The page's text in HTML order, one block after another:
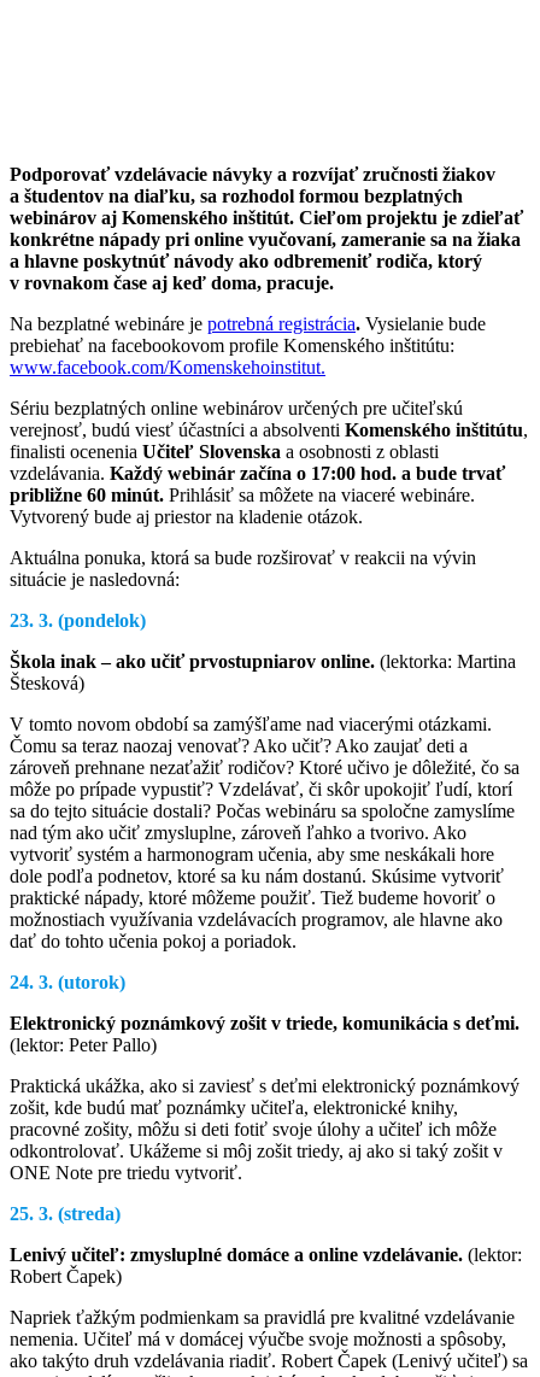
Podporovať vzdelávacie návyky a rozvíjať zručnosti žiakov
a študentov na diaľku, sa rozhodol formou bezplatných
webinárov aj Komenského inštitút. Cieľom projektu je zdieľať
konkrétne nápady pri online vyučovaní, zameranie sa na žiaka
a hlavne poskytnúť návody ako odbremeniť rodiča, ktorý
v rovnakom čase aj keď doma, pracuje.
Na bezplatné webináre je potrebná registrácia. Vysielanie bude
prebiehať na facebookovom profile Komenského inštitútu:
www.facebook.com/Komenskehoinstitut.
Sériu bezplatných online webinárov určených pre učiteľskú
verejnosť, budú viesť účastníci a absolventi Komenského inštitútu,
finalisti ocenenia Učiteľ Slovenska a osobnosti z oblasti
vzdelávania. Každý webinár začína o 17:00 hod. a bude trvať
približne 60 minút. Prihlásiť sa môžete na viaceré webináre.
Vytvorený bude aj priestor na kladenie otázok.
Aktuálna ponuka, ktorá sa bude rozširovať v reakcii na vývin
situácie je nasledovná:
23. 3. (pondelok)
Škola inak – ako učiť prvostupniarov online. (lektorka: Martina
Štesková)
V tomto novom období sa zamýšľame nad viacerými otázkami.
Čomu sa teraz naozaj venovať? Ako učiť? Ako zaujať deti a
zároveň prehnane nezaťažiť rodičov? Ktoré učivo je dôležité, čo sa
môže po prípade vypustiť? Vzdelávať, či skôr upokojiť ľudí, ktorí
sa do tejto situácie dostali? Počas webináru sa spoločne zamyslíme
nad tým ako učiť zmysluplne, zároveň ľahko a tvorivo. Ako
vytvoriť systém a harmonogram učenia, aby sme neskákali hore
dole podľa podnetov, ktoré sa ku nám dostanú. Skúsime vytvoriť
praktické nápady, ktoré môžeme použiť. Tiež budeme hovoriť o
možnostiach využívania vzdelávacích programov, ale hlavne ako
dať do tohto učenia pokoj a poriadok.
24. 3. (utorok)
Elektronický poznámkový zošit v triede, komunikácia s deťmi.
(lektor: Peter Pallo)
Praktická ukážka, ako si zaviesť s deťmi elektronický poznámkový
zošit, kde budú mať poznámky učiteľa, elektronické knihy,
pracovné zošity, môžu si deti fotiť svoje úlohy a učiteľ ich môže
odkontrolovať. Ukážeme si môj zošit triedy, aj ako si taký zošit v
ONE Note pre triedu vytvoriť.
25. 3. (streda)
Lenivý učiteľ: zmysluplné domáce a online vzdelávanie. (lektor:
Robert Čapek)
Napriek ťažkým podmienkam sa pravidlá pre kvalitné vzdelávanie
nemenia. Učiteľ má v domácej výučbe svoje možnosti a spôsoby,
ako takýto druh vzdelávania riadiť. Robert Čapek (Lenivý učiteľ) sa